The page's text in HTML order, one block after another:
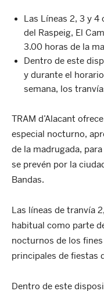
Las Líneas 2, 3 y
del Raspeig, El
3.00 horas de la
Dentro de este
y durante el
semana, los
TRAM d’Alacant
especial nocturno,
de la madrugada,
se prevén por la
Bandas.
Las líneas de tranvía
habitual como parte
nocturnos de los
principales de fiestas
Dentro de este